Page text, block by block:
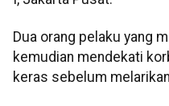
Dua orang pelaku yang
kemudian mendekati
keras sebelum